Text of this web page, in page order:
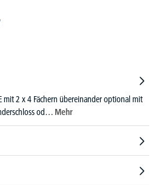
mit 2 x 4 Fächern übereinander optional mit
od… Mehr